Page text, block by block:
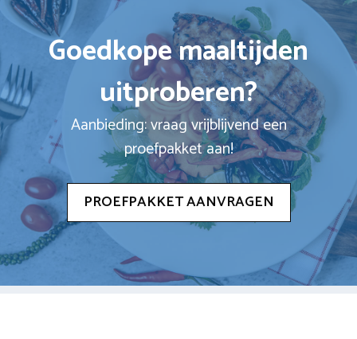
Goedkope maaltijden
uitproberen?
Aanbieding: vraag vrijblijvend een
proefpakket aan!
PROEFPAKKET AANVRAGEN